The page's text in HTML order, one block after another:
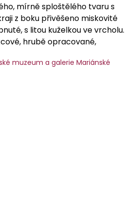
mírně sploštělého tvaru s
z boku přivěšeno miskovité
s litou kuželkou ve vrcholu.
hrubě opracované,
nebo loubkem. Značeno
3x stejnou značkou kvality
konvičky druhotně rytý -
s plody ovoce, listy a pod
Víčko s dekorem věnce z
Kolem okrajů prstence
Dle značek Horní Slavkov /
práce sklonku 19.století v
muzeum a galerie Mariánské